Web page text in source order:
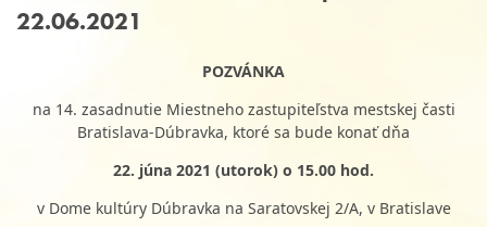
22.06.2021
POZVÁNKA
na 14. zasadnutie Miestneho zastupiteľstva mestskej časti
Bratislava-Dúbravka, ktoré sa bude konať dňa
22. júna 2021 (utorok) o 15.00 hod.
v Dome kultúry Dúbravka na Saratovskej 2/A, v Bratislave